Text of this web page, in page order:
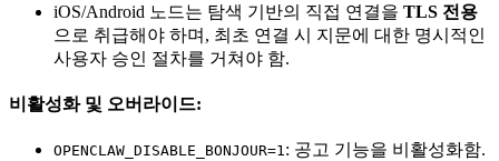
iOS/Android 노드는 탐색 기반의 직접 연결을 TLS 전용
으로 취급해야 하며, 최초 연결 시 지문에 대한 명시적인
사용자 승인 절차를 거쳐야 함.
비활성화 및 오버라이드:
OPENCLAW_DISABLE_BONJOUR=1: 공고 기능을 비활성화함.